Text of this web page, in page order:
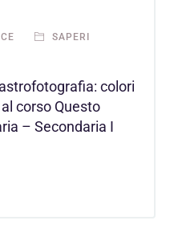
SAPERI
colori
corso Questo
– Secondaria I